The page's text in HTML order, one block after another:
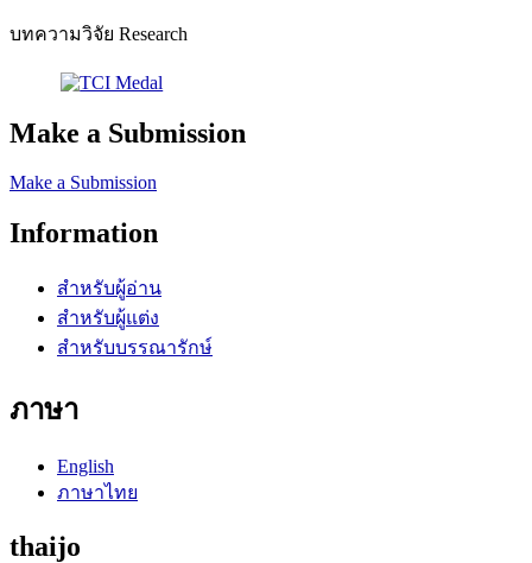
บทความวิจัย Research
Make a Submission
Make a Submission
Information
สำหรับผู้อ่าน
สำหรับผู้แต่ง
สำหรับบรรณารักษ์
ภาษา
English
ภาษาไทย
thaijo